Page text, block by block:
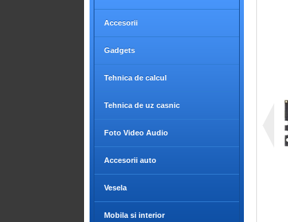
Accesorii
Gadgets
Tehnica de calcul
Tehnica de uz casnic
Foto Video Audio
Accesorii auto
Vesela
Mobila si interior